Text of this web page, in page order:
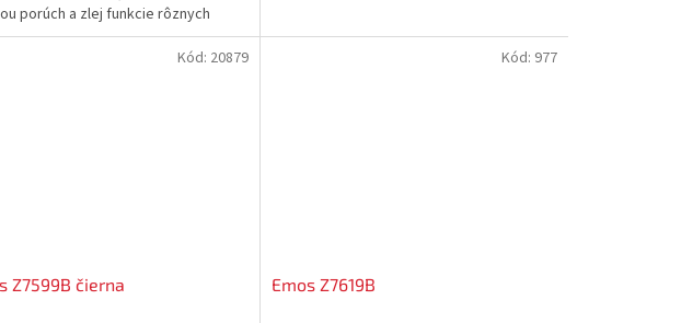
porúch a zlej funkcie rôznych
Z7599B čierna
Kód: 20879
Emos Z7619B
Kód: 977